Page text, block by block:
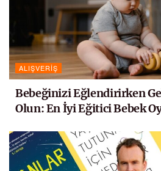
ALIŞVERIŞ
Bebeğinizi Eğlendirirken
Olun: En İyi Eğitici Bebek